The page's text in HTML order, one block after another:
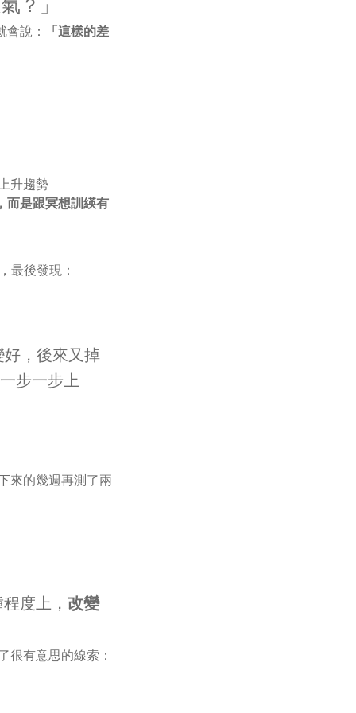
？」
說：
「這樣的差
升趨勢
而是跟冥想訓緓有
最後發現：
，後來又掉
步一步上
來的幾週再測了兩
度上， 改變
很有意思的線索：